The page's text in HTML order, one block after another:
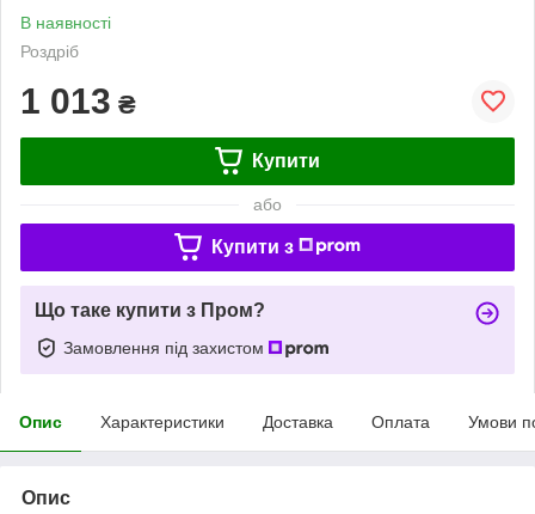
В наявності
Роздріб
1 013 ₴
Купити
або
Купити з
Що таке купити з Пром?
Замовлення під захистом
Опис Характеристики Доставка Оплата Умови
Опис